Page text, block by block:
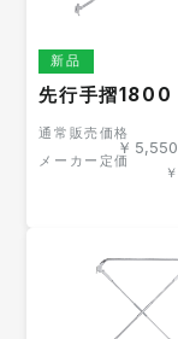
新品
先行手摺1800
通常販売価格
￥ 5,550
メーカー定価
￥